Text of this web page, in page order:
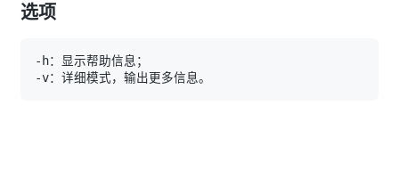
选项